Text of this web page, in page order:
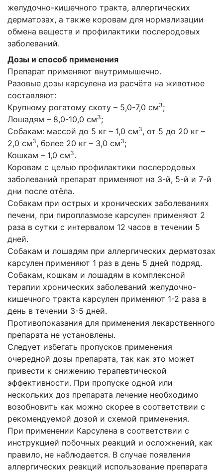
желудочно-кишечного тракта, аллергических
дерматозах, а также коровам для нормализации
обмена веществ и профилактики послеродовых
заболеваний.
Дозы и способ применения
Препарат применяют внутримышечно.
Разовые дозы карсулена из расчёта на животное
составляют:
Крупному рогатому скоту – 5,0-7,0 см3;
Лошадям – 8,0-10,0 см3;
Собакам: массой до 5 кг – 1,0 см3, от 5 до 20 кг –
2,0 см3, более 20 кг – 3,0 см3;
Кошкам – 1,0 см3.
Коровам с целью профилактики послеродовых
заболеваний препарат применяют на 3-й, 5-й и 7-й
дни после отёла.
Собакам при острых и хронических заболеваниях
печени, при пироплазмозе карсулен применяют 2
раза в сутки с интервалом 12 часов в течении 5
дней.
Собакам и лошадям при аллергических дерматозах
карсулен применяют 1 раз в день 5 дней подряд.
Собакам, кошкам и лошадям в комплексной
терапии хронических заболеваний желудочно-
кишечного тракта карсулен применяют 1-2 раза в
день в течении 3-5 дней.
Противопоказания для применения лекарственного
препарата не установлены.
Следует избегать пропусков применения
очередной дозы препарата, так как это может
привести к снижению терапевтической
эффективности. При пропуске одной или
нескольких доз препарата лечение необходимо
возобновить как можно скорее в соответствии с
рекомендуемой дозой и схемой применения.
При применении Карсулена в соответствии с
инструкцией побочных реакций и осложнений, как
правило, не наблюдается. В случае появления
аллергических реакций использование препарата